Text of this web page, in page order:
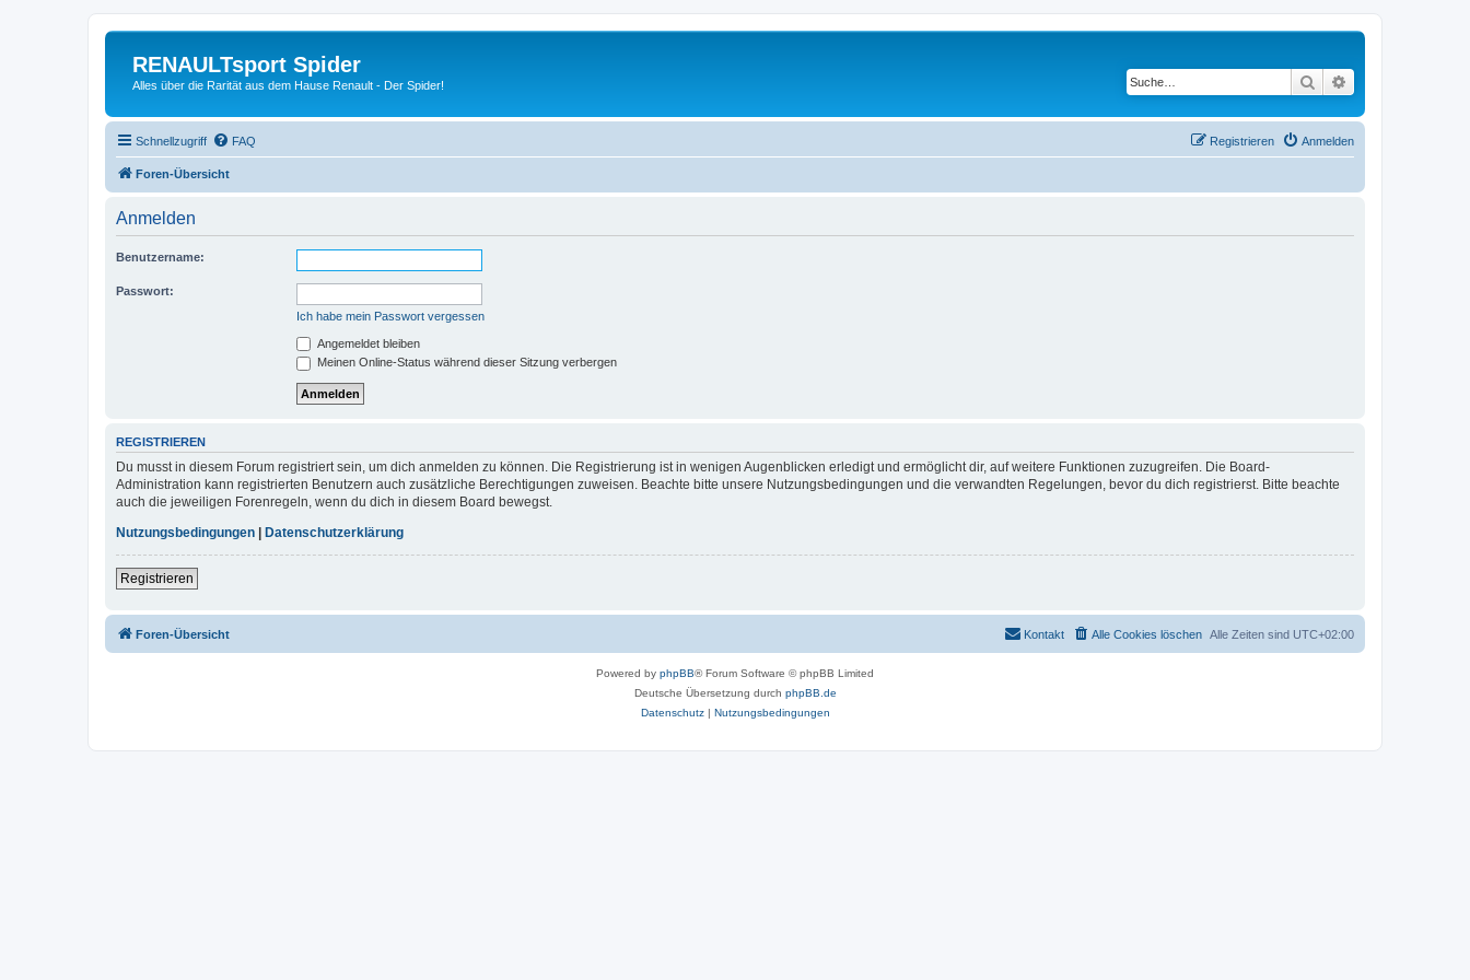
RENAULTsport Spider
Alles über die Rarität aus dem Hause Renault - Der Spider! Suche
Schnellzugriff FAQ Anmelden
Registrieren
Foren-Übersicht
Anmelden
Benutzername:
Passwort:
Ich habe mein Passwort vergessen
Angemeldet bleiben
Meinen Online-Status während dieser Sitzung verbergen
REGISTRIEREN
Du musst in diesem Forum registriert sein, um dich anmelden zu können. Die Registrierung ist in wenigen Augenblicken erledigt und ermöglicht dir, auf weitere Funktionen zuzugreifen. Die Board-
Administration kann registrierten Benutzern auch zusätzliche Berechtigungen zuweisen. Beachte bitte unsere Nutzungsbedingungen und die verwandten Regelungen, bevor du dich registrierst. Bitte beachte
auch die jeweiligen Forenregeln, wenn du dich in diesem Board bewegst.
Nutzungsbedingungen
Datenschutzerklärung
Registrieren
Foren-Übersicht Alle Zeiten sind UTC+02:00
Alle Cookies löschen
Kontakt
Powered by phpBB® Forum Software © phpBB Limited
Deutsche Übersetzung durch phpBB.de
Datenschutz| Nutzungsbedingungen